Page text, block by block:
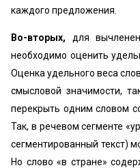
каждого предложения.
Во-вторых, для
необходимо оценить
Оценка удельного веса
смысловой значимости,
перекрыть одним словом
Так, в речевом сегменте
сегментированный текст)
Но слово «в стране»